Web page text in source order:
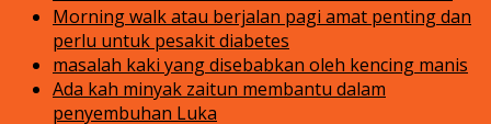
Morning walk atau berjalan pagi amat penting dan
perlu untuk pesakit diabetes
masalah kaki yang disebabkan oleh kencing manis
Ada kah minyak zaitun membantu dalam
penyembuhan Luka